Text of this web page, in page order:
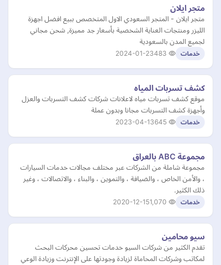
متجر ايلان
متجر ايلان - المتجر السعودي الاول المتخصص ببيع افضل اجهزة
الليزر ومنتجات العناية الشخصية بأسعار جد مميزة, شحن مجاني
لجميع المدن بالسعودية
خدمات 2024-01-23
كشف تسربات المياه
موقع كشف تسربات مياه لاعلانات شركات كشف التسربات والعزل
وأجهزة كشف التسربات مجانا وبدون عملة
خدمات 2023-04-13
مجموعة ABC بالعراق
مجموعة شاملة من الشركات عبر مختلف مجالات خدمات السيارات
، والأمن الخاص ، والضيافة ، والتموين ، والبناء ، والاتصالات ، وغير
ذلك الكثير.
خدمات 2020-12-15
سيو محامين
تقدم الكثير من شركات السيو خدمات تحسين محركات البحث
لمكاتب وشركات المحاماة لزيادة وجودتها على الإنترنت وزيادة الوعي